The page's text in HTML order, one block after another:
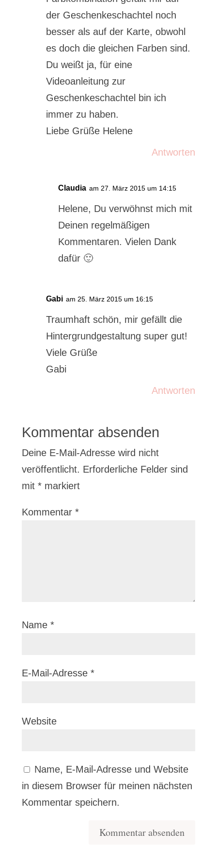
der Geschenkeschachtel noch
besser als auf der Karte, obwohl
es doch die gleichen Farben sind.
Du weißt ja, für eine
Videoanleitung zur
Geschenkeschachtel bin ich
immer zu haben.
Liebe Grüße Helene
Antworten
Claudia am 27. März 2015 um 14:15
Helene, Du verwöhnst mich mit
Deinen regelmäßigen
Kommentaren. Vielen Dank
dafür 🙂
Gabi am 25. März 2015 um 16:15
Traumhaft schön, mir gefällt die
Hintergrundgestaltung super gut!
Viele Grüße
Gabi
Antworten
Kommentar absenden
Deine E-Mail-Adresse wird nicht
veröffentlicht. Erforderliche Felder sind
mit *markiert
Kommentar *
Name *
E-Mail-Adresse *
Website
Name, E-Mail-Adresse und Website
in diesem Browser für meinen nächsten
Kommentar speichern.